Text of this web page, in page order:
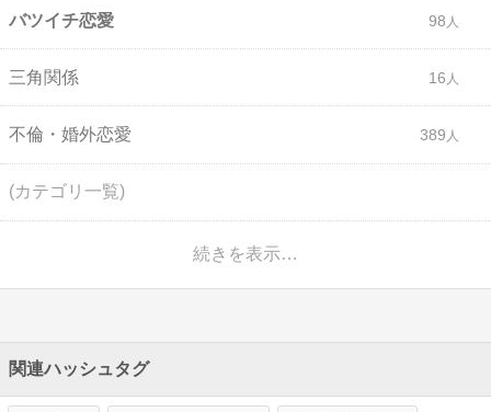
バツイチ恋愛 98
三角関係 16
不倫・婚外恋愛 389
(カテゴリ一覧)
続きを表示…
関連ハッシュタグ